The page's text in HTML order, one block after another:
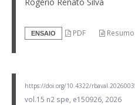
ENSAIO PDF Resumo
https://doi.org/10.4322/
vol.15 n2 spe, e150926, 2026